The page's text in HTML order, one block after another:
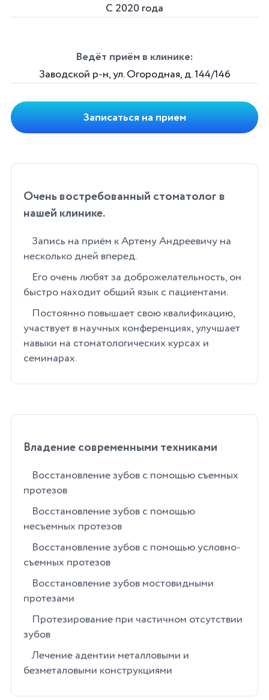
С 2020 года
Ведёт приём в клинике:
Заводской р-н, ул. Огородная, д. 144/146
Записаться на прием
Очень востребованный стоматолог в
нашей клинике.
Запись на приём к Артему Андреевичу на
несколько дней вперед.
Его очень любят за доброжелательность, он
быстро находит общий язык с пациентами.
Постоянно повышает свою квалификацию,
участвует в научных конференциях, улучшает
навыки на стоматологических курсах и
семинарах.
Владение современными техниками
Восстановление зубов с помощью съемных
протезов
Восстановление зубов с помощью
несъемных протезов
Восстановление зубов с помощью условно-
съемных протезов
Восстановление зубов мостовидными
протезами
Протезирование при частичном отсутствии
зубов
Лечение адентии металловыми и
безметаловыми конструкциями